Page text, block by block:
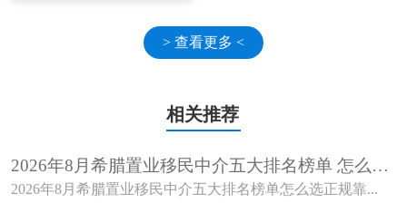
> 查看更多 <
相关推荐
2026年8月希腊置业移民中介五大排名榜单 怎么选
正规靠谱机构？
2026年8月希腊置业移民中介五大排名榜单怎么选正规靠...